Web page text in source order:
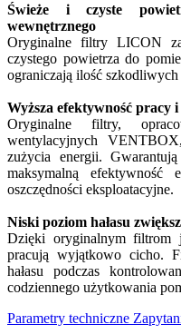
Świeże i czyste
wewnętrznego
Oryginalne filtry LICON
czystego powietrza do
ograniczają ilość
Wyższa efektywność pracy
Oryginalne filtry,
wentylacyjnych
zużycia energii.
maksymalną efektywność
oszczędności eksploatacyjne.
Niski poziom hałasu
Dzięki oryginalnym filtrom
pracują wyjątkowo cicho.
hałasu podczas
codziennego użytkowania
Parametry techniczne